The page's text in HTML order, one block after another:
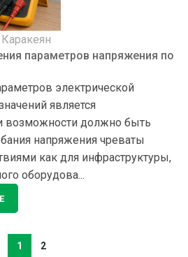
параметров напряжения по
электрической
является
возможности должно быть
напряжения чреваты
как для инфраструктуры,
оборудова...
1 2